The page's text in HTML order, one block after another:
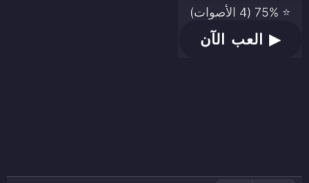
⭐ 75% (4 الأصوات)
▶العب الآن